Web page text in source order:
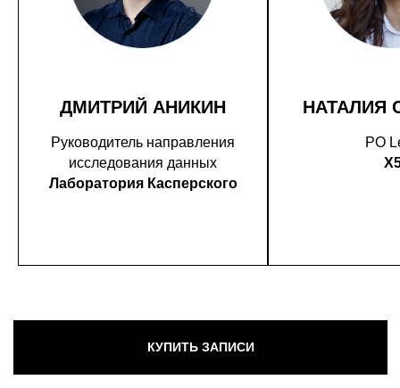
ДМИТРИЙ АНИКИН
Руководитель направления
исследования данных
Лаборатория Касперского
НАТАЛИЯ
PO